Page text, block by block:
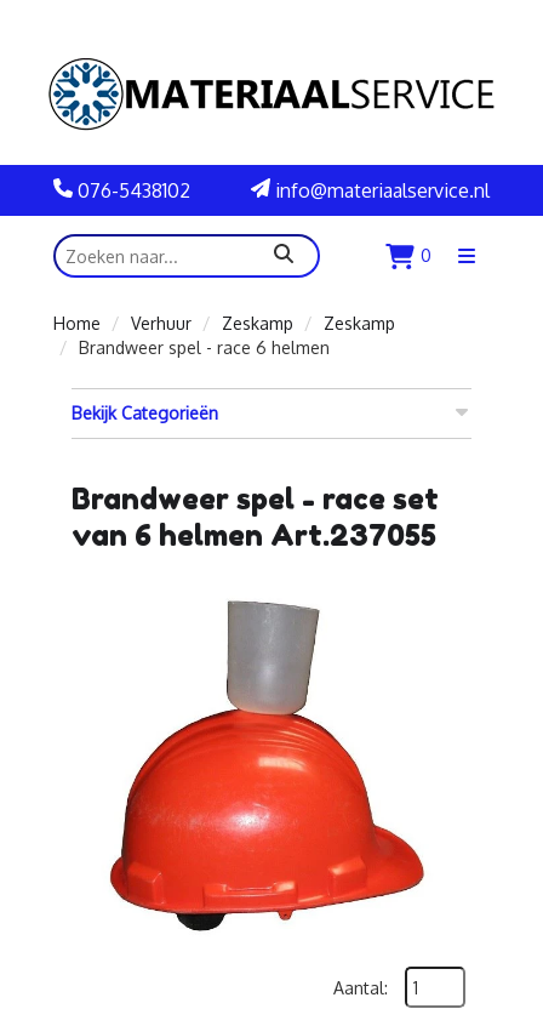
076-5438102 info@materiaalservice.nl
zoeken 0
Menu
Home
Verhuur Zeskamp
Zeskamp
Brandweer spel - race 6 helmen
Bekijk Categorieën
Brandweer spel - race set
van 6 helmen Art.237055
Aantal: